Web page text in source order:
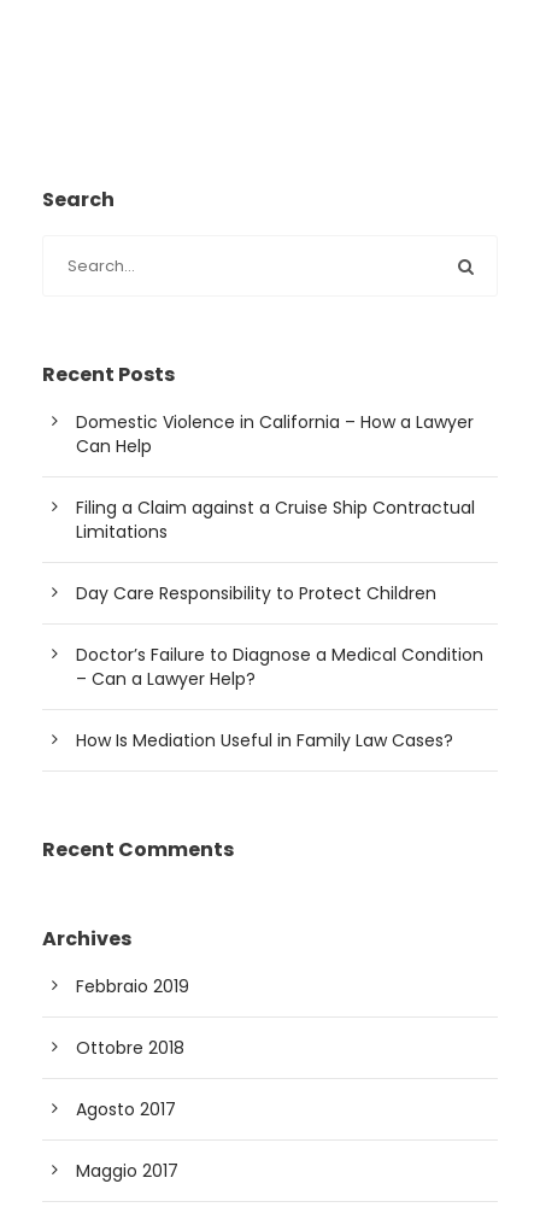
Search
Recent Posts
Domestic Violence in California – How a Lawyer
Can Help
Filing a Claim against a Cruise Ship Contractual
Limitations
Day Care Responsibility to Protect Children
Doctor’s Failure to Diagnose a Medical Condition
– Can a Lawyer Help?
How Is Mediation Useful in Family Law Cases?
Recent Comments
Archives
Febbraio 2019
Ottobre 2018
Agosto 2017
Maggio 2017